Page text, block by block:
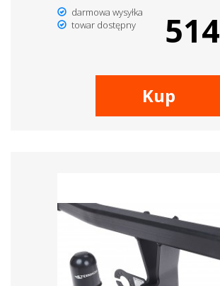
darmowa wysyłka
towar dostępny
514
Kup